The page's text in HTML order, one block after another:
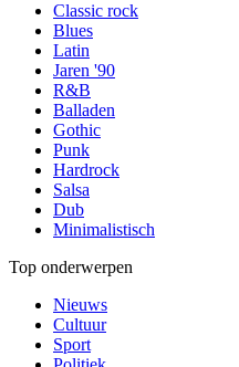
Classic rock
Blues
Latin
Jaren '90
R&B
Balladen
Gothic
Punk
Hardrock
Salsa
Dub
Minimalistisch
Top onderwerpen
Nieuws
Cultuur
Sport